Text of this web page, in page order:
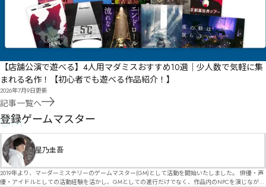
【店舗公演で遊べる】4人用マダミスおすすめ10選｜少人数で気軽に集
まれる名作！【初心者でも遊べる作品紹介！】
2026年7月9日更新
記事一覧へ
GM
登録ゲームマスター
星乃圭吾
2019年より、マーダーミステリーのゲームマスター(GM)として活動を開始いたしました。 俳優・声
優・アイドルとしての活動経験を活かし、GMとしての進行だけでなく、作品内のNPCを演じなが